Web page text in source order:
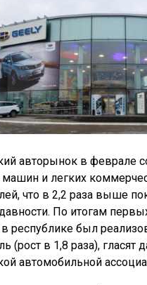
авторынок в феврале
и легких
что в 2,2 раза выше
По итогам
в республике был
(рост в 1,8 раза), гласят
автомобильной